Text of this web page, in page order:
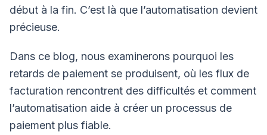
début à la fin. C’est là que l’automatisation devient
précieuse.
Dans ce blog, nous examinerons pourquoi les
retards de paiement se produisent, où les flux de
facturation rencontrent des difficultés et comment
l’automatisation aide à créer un processus de
paiement plus fiable.